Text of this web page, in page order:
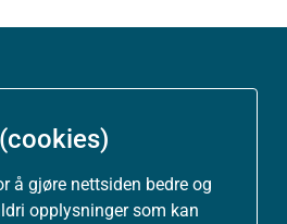
å gjøre nettsiden bedre og
opplysninger som kan
(uustatus.no)